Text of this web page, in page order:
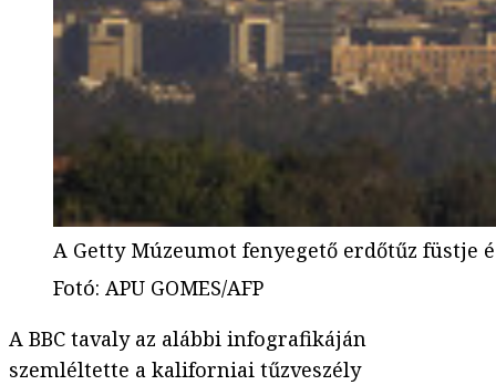
A Getty Múzeumot fenyegető erdőtűz füstje
Fotó: APU GOMES/AFP
A BBC tavaly az alábbi infografikáján
szemléltette a kaliforniai tűzveszély